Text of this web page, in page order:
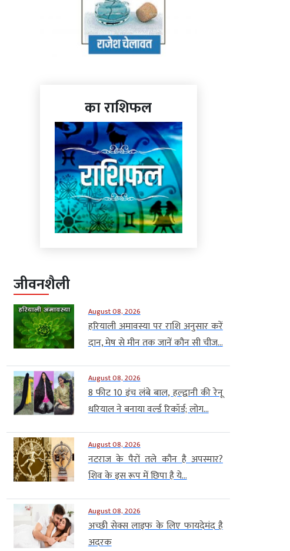
का राशिफल
जीवनशैली
August 08, 2026
हरियाली अमावस्या पर राशि अनुसार करें
दान, मेष से मीन तक जानें कौन सी चीज...
August 08, 2026
8 फीट 10 इंच लंबे बाल, हल्द्वानी की रेनू
धरियाल ने बनाया वर्ल्ड रिकॉर्ड; लोग...
August 08, 2026
नटराज के पैरों तले कौन है अपस्मार?
शिव के इस रूप में छिपा है ये...
August 08, 2026
अच्छी सेक्स लाइफ के लिए फायदेमंद है
अदरक